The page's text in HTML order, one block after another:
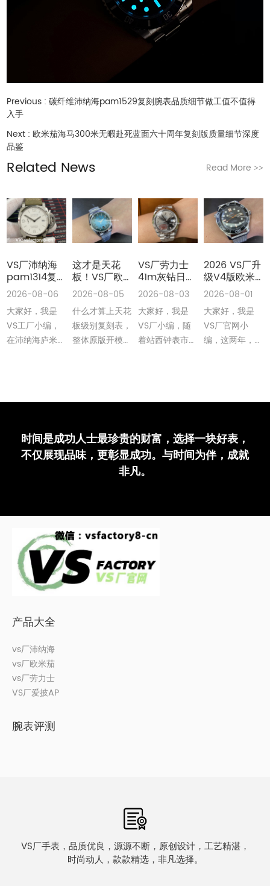
Previous :碳纤维沛纳海pam1529复刻腕表品质细节做工值不值得
入手
Next :欧米茄海马300米无暇赴死蓝面六十周年复刻版质量细节深度
品鉴
Related News Read More >>
VS厂沛纳海
pam1314复
刻表是最高版
本吗评测
2026-08-06
大家好，我是
VS工厂小编，
在沛纳海庐米诺
这才是天花
板！VS厂欧
米茄41m海马
150米绿松石
丹东8900机
做工细节全解
析
2026-08-05
什么才算上天花
板级别复刻表，
整体原版开模开
VS厂劳力士
41m灰钻日志
丹东3235机
无卡度版本做
工细节值不值
得入手深度评
测
2026-08-03
大家好，我是
VS厂小编，随
着站西钟表市场
2026 VS厂升
级V4版欧米
茄海马300无
暇橙针丹东
8806机整体
外观还原细节
深度评测
2026-08-01
大家好，我是
VS厂官网小
编，这两年，
时间是成功人士最珍贵的财富，选择一块好表，
不仅展现品味，更彰显成功。与时间为伴，成就
非凡。
产品大全
vs厂沛纳海
vs厂欧米茄
vs厂劳力士
VS厂爱披AP
腕表评测
VS厂手表，品质优良，源源不断，原创设计，工艺精湛，
时尚动人，款款精选，非凡选择。